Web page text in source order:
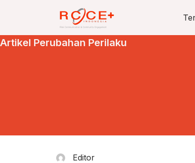
Artikel Perubahan Perilaku
Editor